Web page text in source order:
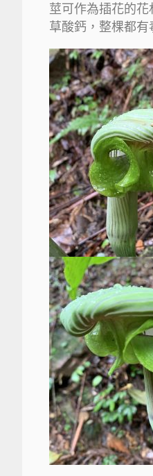
莖可作為插花的
草酸鈣，整棵都有